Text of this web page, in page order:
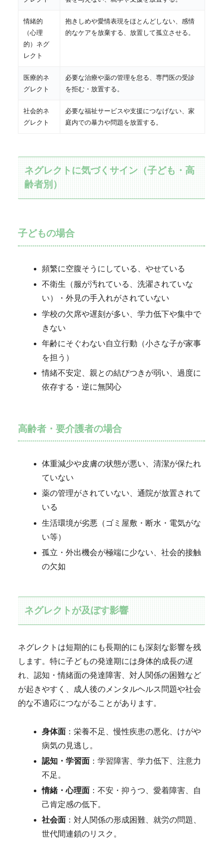
情緒的
（心理
的）ネグ
レクト
抱きしめや愛情表現をほとんどしない、感情
的なケアを放棄する、放置して孤立させる。
医療的ネ
グレクト
必要な治療や薬の管理を怠る、専門医の受診
を拒む・放置する。
社会的ネ
グレクト
必要な福祉サービスや支援につなげない、家
庭内での暴力や問題を放置する。
ネグレクトに気づくサイン（子ども・高
齢者別）
子どもの場合
頻繁に空腹そうにしている、やせている
不衛生（服が汚れている、洗濯されていな
い）・外見の手入れがされていない
学校の欠席や遅刻が多い、学力低下や集中で
きない
年齢にそぐわない自立行動（小さな子が家事
を担う）
情緒不安定、親との結びつきが弱い、過度に
依存する・逆に無関心
高齢者・要介護者の場合
体重減少や皮膚の状態が悪い、清潔が保たれ
ていない
薬の管理がされていない、通院が放置されて
いる
生活環境が劣悪（ゴミ屋敷・断水・電気がな
い等）
孤立・外出機会が極端に少ない、社会的接触
の欠如
ネグレクトが及ぼす影響
ネグレクトは短期的にも長期的にも深刻な影響を残
します。特に子どもの発達期には身体的成長の遅
れ、認知・情緒面の発達障害、対人関係の困難など
が起きやすく、成人後のメンタルヘルス問題や社会
的な不適応につながることがあります。
身体面 ：栄養不足、慢性疾患の悪化、けがや
病気の見逃し。
認知・学習面 ：学習障害、学力低下、注意力
不足。
情緒・心理面 ：不安・抑うつ、愛着障害、自
己肯定感の低下。
社会面 ：対人関係の形成困難、就労の問題、
世代間連鎖のリスク。